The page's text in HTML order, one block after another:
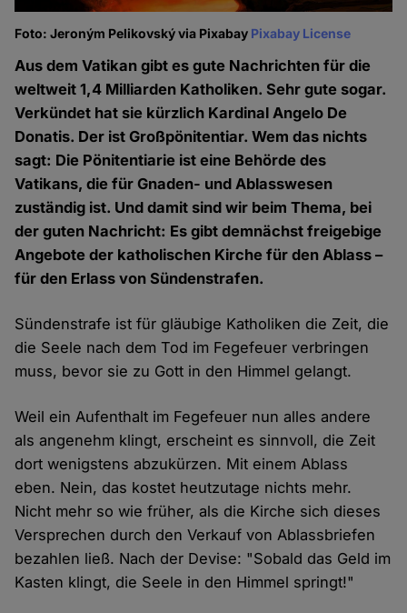
Foto: Jeroným Pelikovský via Pixabay Pixabay License
Aus dem Vatikan gibt es gute Nachrichten für die
weltweit 1,4 Milliarden Katholiken. Sehr gute sogar.
Verkündet hat sie kürzlich Kardinal Angelo De
Donatis. Der ist Großpönitentiar. Wem das nichts
sagt: Die Pönitentiarie ist eine Behörde des
Vatikans, die für Gnaden- und Ablasswesen
zuständig ist. Und damit sind wir beim Thema, bei
der guten Nachricht: Es gibt demnächst freigebige
Angebote der katholischen Kirche für den Ablass –
für den Erlass von Sündenstrafen.
Sündenstrafe ist für gläubige Katholiken die Zeit, die
die Seele nach dem Tod im Fegefeuer verbringen
muss, bevor sie zu Gott in den Himmel gelangt.
Weil ein Aufenthalt im Fegefeuer nun alles andere
als angenehm klingt, erscheint es sinnvoll, die Zeit
dort wenigstens abzukürzen. Mit einem Ablass
eben. Nein, das kostet heutzutage nichts mehr.
Nicht mehr so wie früher, als die Kirche sich dieses
Versprechen durch den Verkauf von Ablassbriefen
bezahlen ließ. Nach der Devise: "Sobald das Geld im
Kasten klingt, die Seele in den Himmel springt!"